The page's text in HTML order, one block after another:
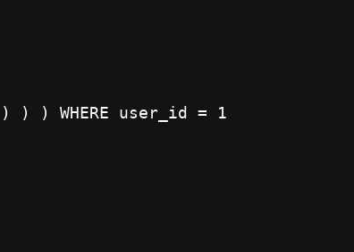
) ) ) WHERE user_id = 1